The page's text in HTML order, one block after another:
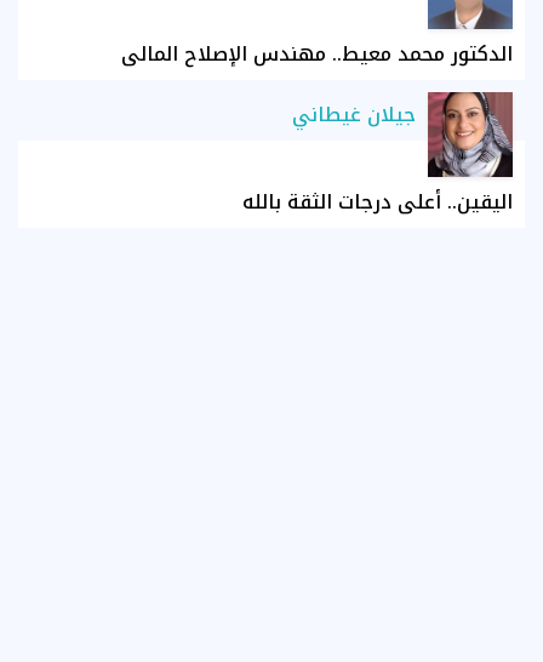
الدكتور محمد معيط.. مهندس الإصلاح المالي
جيلان غيطاني
اليقين.. أعلى درجات الثقة بالله